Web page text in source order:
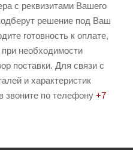
с реквизитами Вашего
решение под Ваш
готовность к оплате,
необходимости
поставки. Для связи с
и характеристик
звоните по телефону +7